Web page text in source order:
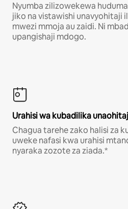
Nyumba zilizowekewa
jiko na vistawishi unavyohitaji
mwezi mmoja au zaidi. Ni
upangishaji mdogo.
Urahisi wa kubadilika
Chagua tarehe zako halisi za
uweke nafasi kwa urahisi
nyaraka zozote za ziada.*